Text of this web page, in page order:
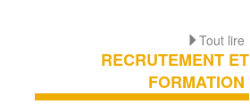
Tout lire
RECRUTEMENT ET
FORMATION